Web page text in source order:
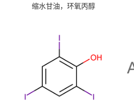
缩水甘油，环氧丙醇